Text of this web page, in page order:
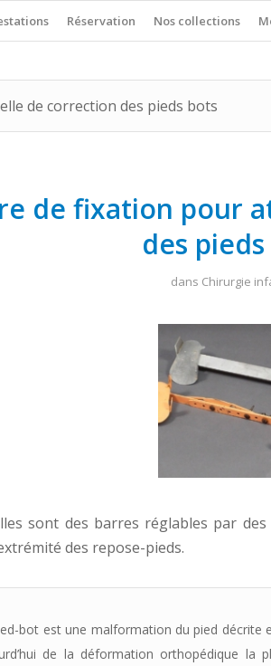
Réservation Nos collections
de correction des pieds bots
de fixation pour
des
dans Chirurgie
sont des barres réglables par
des repose-pieds.
bot est une malformation du pied décrite
de la déformation orthopédique la